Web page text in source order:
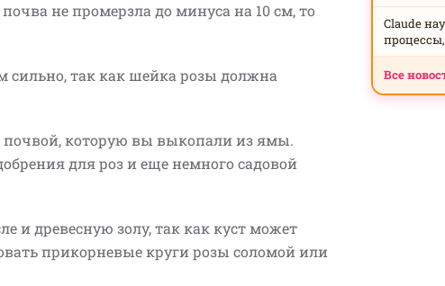
не промерзла до минуса на 10 см, то
сильно, так как шейка розы должна
почвой, которую вы выкопали из ямы.
для роз и еще немного садовой
и древесную золу, так как куст может
прикорневые круги розы соломой или
Claude
Все